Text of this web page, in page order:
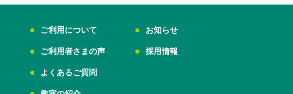
ご利用について
ご利用者さまの声
よくあるご質問
お知らせ
採用情報